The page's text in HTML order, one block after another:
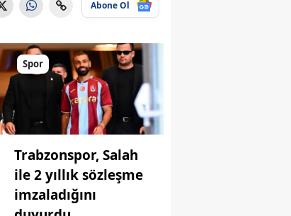
Abone Ol
Spor
Trabzonspor, Salah
ile 2 yıllık sözleşme
imzaladığını